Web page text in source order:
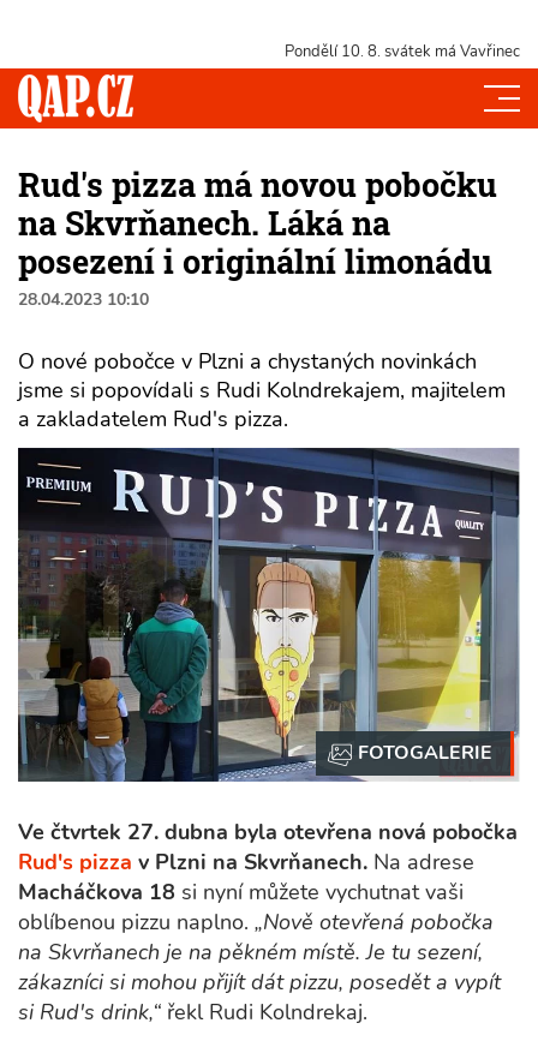
Pondělí 10. 8. svátek má Vavřinec
Rud's pizza má novou pobočku
na Skvrňanech. Láká na
posezení i originální limonádu
28.04.2023 10:10
O nové pobočce v Plzni a chystaných novinkách
jsme si popovídali s Rudi Kolndrekajem, majitelem
a zakladatelem Rud's pizza.
Ve čtvrtek 27. dubna byla otevřena nová pobočka
Rud's pizza v Plzni na Skvrňanech. Na adrese
Macháčkova 18 si nyní můžete vychutnat vaši
oblíbenou pizzu naplno. „Nově otevřená pobočka
na Skvrňanech je na pěkném místě. Je tu sezení,
zákazníci si mohou přijít dát pizzu, posedět a vypít
si Rud's drink,“ řekl Rudi Kolndrekaj.